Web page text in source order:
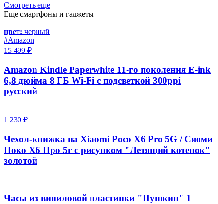
Смотреть еще
Еще смартфоны и гаджеты
цвет: черный
#Amazon
15 499 ₽
Amazon Kindle Paperwhite 11-го поколения E-ink
6,8 дюйма 8 ГБ Wi-Fi с подсветкой 300ppi
русский
1 230 ₽
Чехол-книжка на Xiaomi Poco X6 Pro 5G / Сяоми
Поко Х6 Про 5г с рисунком "Летящий котенок"
золотой
Часы из виниловой пластинки "Пушкин" 1